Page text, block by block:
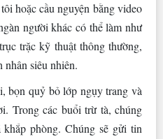
hoặc cầu nguyện bằng video
người khác có thể làm như
trặc kỹ thuật thông thường,
nhân siêu nhiên.
quỷ bỏ lớp ngụy trang và
Trong các buổi trừ tà, chúng
phòng. Chúng sẽ gửi tin